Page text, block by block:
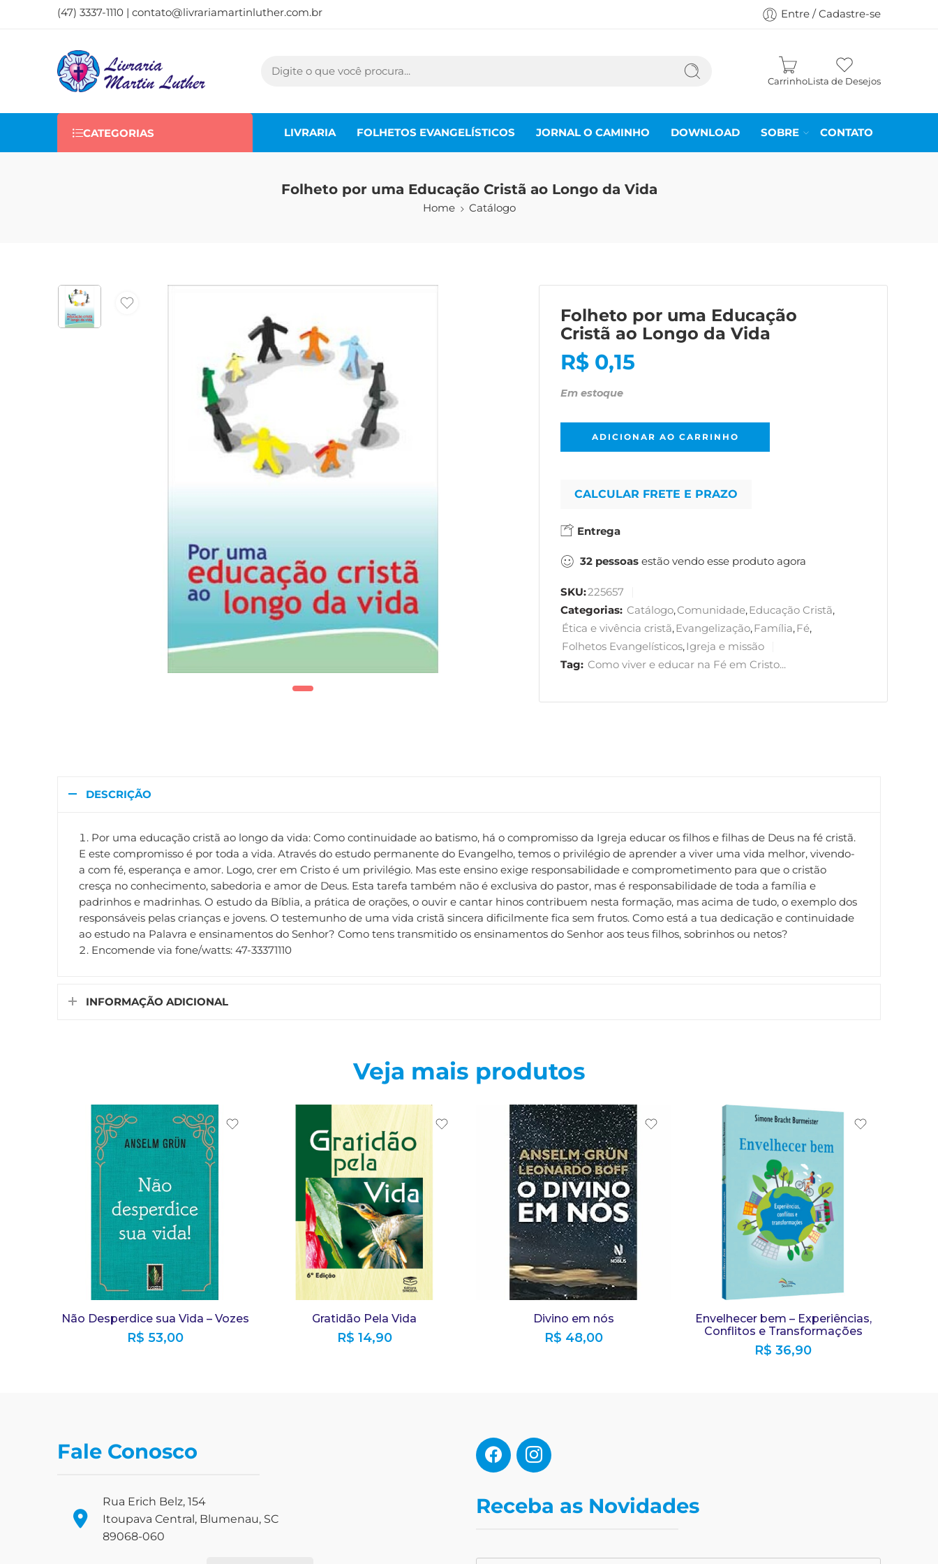
(47) 3337-1110 | contato@livrariamartinluther.com.br Entre / Cadastre-se
CarrinhoLista de Desejos
CATEGORIAS LIVRARIA FOLHETOS EVANGELÍSTICOS JORNAL O CAMINHO DOWNLOAD SOBRE CONTATO
Folheto por uma Educação Cristã ao Longo da Vida
Home Catálogo
Folheto por uma Educação
Cristã ao Longo da Vida
R$ 0,15
Em estoque
ADICIONAR AO CARRINHO
CALCULAR FRETE E PRAZO
Entrega
32 pessoas estão vendo esse produto agora
SKU:225657
Categorias: Catálogo,Comunidade,Educação Cristã,
Ética e vivência cristã,Evangelização,Família,Fé,
Folhetos Evangelísticos,Igreja e missão
Tag: Como viver e educar na Fé em Cristo...
DESCRIÇÃO
Por uma educação cristã ao longo da vida: Como continuidade ao batismo, há o compromisso da Igreja educar os filhos e filhas de Deus na fé cristã.
E este compromisso é por toda a vida. Através do estudo permanente do Evangelho, temos o privilégio de aprender a viver uma vida melhor, vivendo-
a com fé, esperança e amor. Logo, crer em Cristo é um privilégio. Mas este ensino exige responsabilidade e comprometimento para que o cristão
cresça no conhecimento, sabedoria e amor de Deus. Esta tarefa também não é exclusiva do pastor, mas é responsabilidade de toda a família e
padrinhos e madrinhas. O estudo da Bíblia, a prática de orações, o ouvir e cantar hinos contribuem nesta formação, mas acima de tudo, o exemplo dos
responsáveis pelas crianças e jovens. O testemunho de uma vida cristã sincera dificilmente fica sem frutos. Como está a tua dedicação e continuidade
ao estudo na Palavra e ensinamentos do Senhor? Como tens transmitido os ensinamentos do Senhor aos teus filhos, sobrinhos ou netos?
Encomende via fone/watts: 47-33371110
INFORMAÇÃO ADICIONAL
Veja mais produtos
Não Desperdice sua Vida – Vozes
R$ 53,00
Gratidão Pela Vida
R$ 14,90
Divino em nós
R$ 48,00
Envelhecer bem – Experiências,
Conflitos e Transformações
R$ 36,90
Fale Conosco
Rua Erich Belz, 154
Itoupava Central, Blumenau, SC
89068-060
Receba as Novidades